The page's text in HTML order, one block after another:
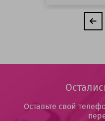
Оставьте свой